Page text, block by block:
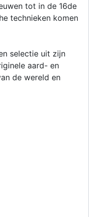
tot in de 16de
technieken komen
selectie uit zijn
aard- en
de wereld en